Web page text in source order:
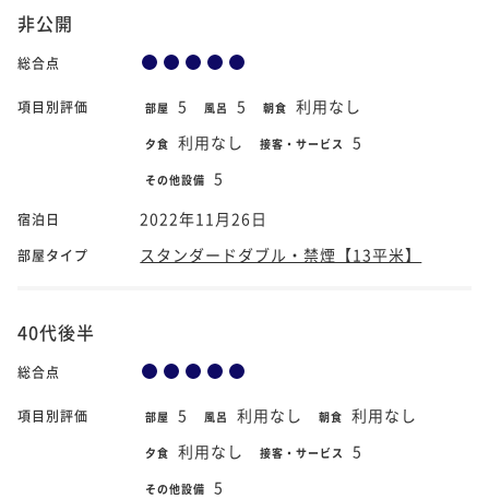
非公開
総合点
項目別評価 部屋 5 風呂 5 朝食 利用なし
夕食 利用なし 接客・サービス 5
その他設備 5
宿泊日 2022年11月26日
部屋タイプ スタンダードダブル・禁煙【13平米】
40代後半
総合点
項目別評価 部屋 5 風呂 利用なし 朝食 利用なし
夕食 利用なし 接客・サービス 5
その他設備 5